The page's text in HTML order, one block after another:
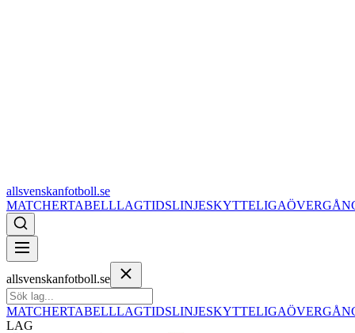
allsvenskanfotboll.se
MATCHERTABELLLAGTIDSLINJESKYTTELIGA
allsvenskanfotboll.se
MATCHERTABELLLAGTIDSLINJESKYTTELIGA
LAG